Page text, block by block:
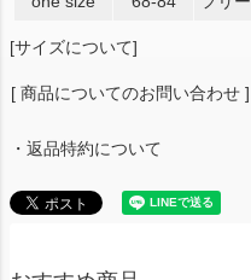
[サイズについて]
[ 商品についてのお問い合わせ ]
・返品特約について